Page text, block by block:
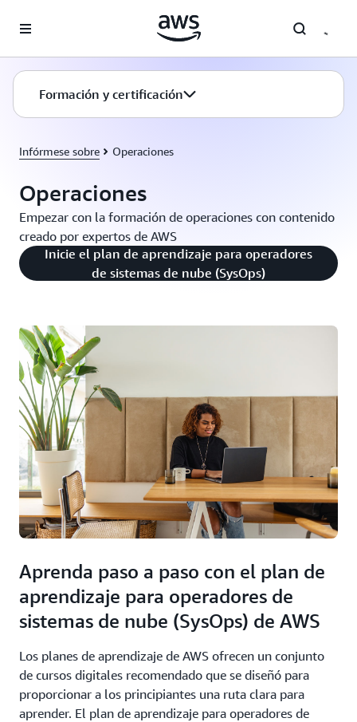
Formación y certificación
Infórmese sobre Operaciones
Operaciones
Empezar con la formación de operaciones con contenido
creado por expertos de AWS
Inicie el plan de aprendizaje para operadores
de sistemas de nube (SysOps)
Aprenda paso a paso con el plan de
aprendizaje para operadores de
sistemas de nube (SysOps) de AWS
Los planes de aprendizaje de AWS ofrecen un conjunto
de cursos digitales recomendado que se diseñó para
proporcionar a los principiantes una ruta clara para
aprender. El plan de aprendizaje para operadores de